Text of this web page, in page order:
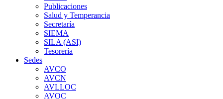
Publicaciones
Salud y Temperancia
Secretaría
SIEMA
SILA (ASI)
Tesorería
Sedes
AVCO
AVCN
AVLLOC
AVOC